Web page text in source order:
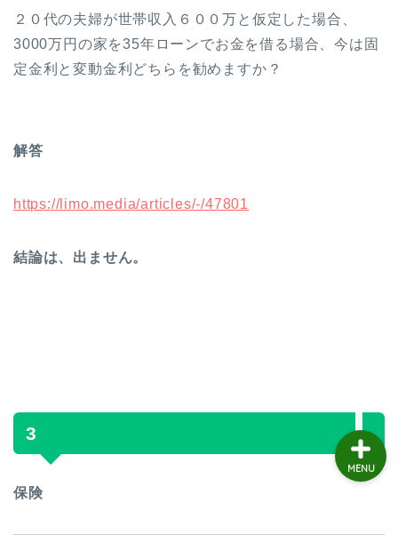
２０代の夫婦が世帯収入６００万と仮定した場合、
3000万円の家を35年ローンでお金を借る場合、今は固
定金利と変動金利どちらを勧めますか？
解答
https://limo.media/articles/-/47801
結論は、出ません。
3
保険
MENU
ブログと格闘